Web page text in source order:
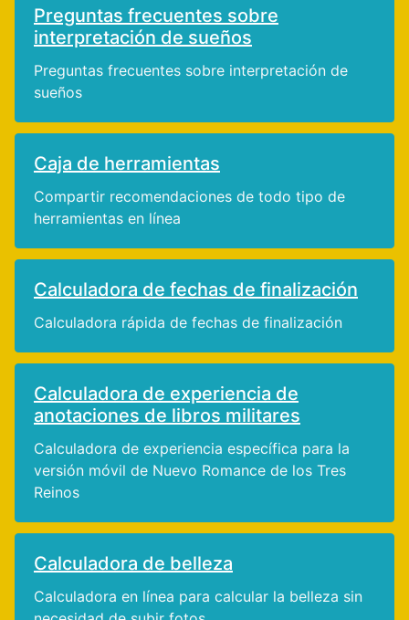
Preguntas frecuentes sobre
interpretación de sueños
Preguntas frecuentes sobre interpretación de
sueños
Caja de herramientas
Compartir recomendaciones de todo tipo de
herramientas en línea
Calculadora de fechas de finalización
Calculadora rápida de fechas de finalización
Calculadora de experiencia de
anotaciones de libros militares
Calculadora de experiencia específica para la
versión móvil de Nuevo Romance de los Tres
Reinos
Calculadora de belleza
Calculadora en línea para calcular la belleza sin